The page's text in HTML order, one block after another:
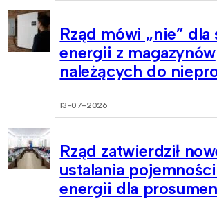
Rząd mówi „nie” dla
energii z magazynów
należących do
13-07-2026
Rząd zatwierdził
ustalania
energii dla